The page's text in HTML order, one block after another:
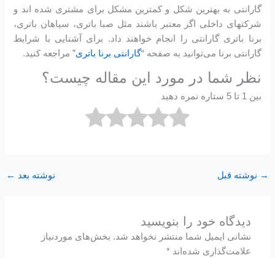
گارانتی به بهترین شکل و کمترین مشکل برای مشتری شده اند و
شرکتهای داخلی اگر معتبر باشند مثل صبا باتری، سپاهان باتری،
برنا باتری گارانتی را انجام خواهند داد. برای آشنایی با شرایط
گارانتی برنا می‌توانید به صفحه “گارانتی برنا باتری” مراجعه کنید.
نظر شما در مورد این مقاله چیست؟
بین 1 تا 5 ستاره نمره دهید
→ نوشته قبل نوشته بعد ←
دیدگاه‌ خود را بنویسید
نشانی ایمیل شما منتشر نخواهد شد. بخش‌های موردنیاز
علامت‌گذاری شده‌اند*